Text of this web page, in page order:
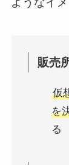
販売
仮
を
る